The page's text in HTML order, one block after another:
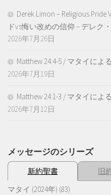
Derek Limon – Religious Pride
ドvs悔い改めの信仰 – デレク
2026年7月26日
Matthew 24:4-5 / マタイによ
2026年7月19日
Matthew 24:1-3 / マタイによ
2026年7月12日
メッセージのシリーズ
新約聖書 旧
マタイ (2024年) (83)